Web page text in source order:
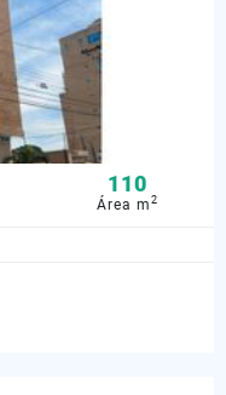
110
Área m2